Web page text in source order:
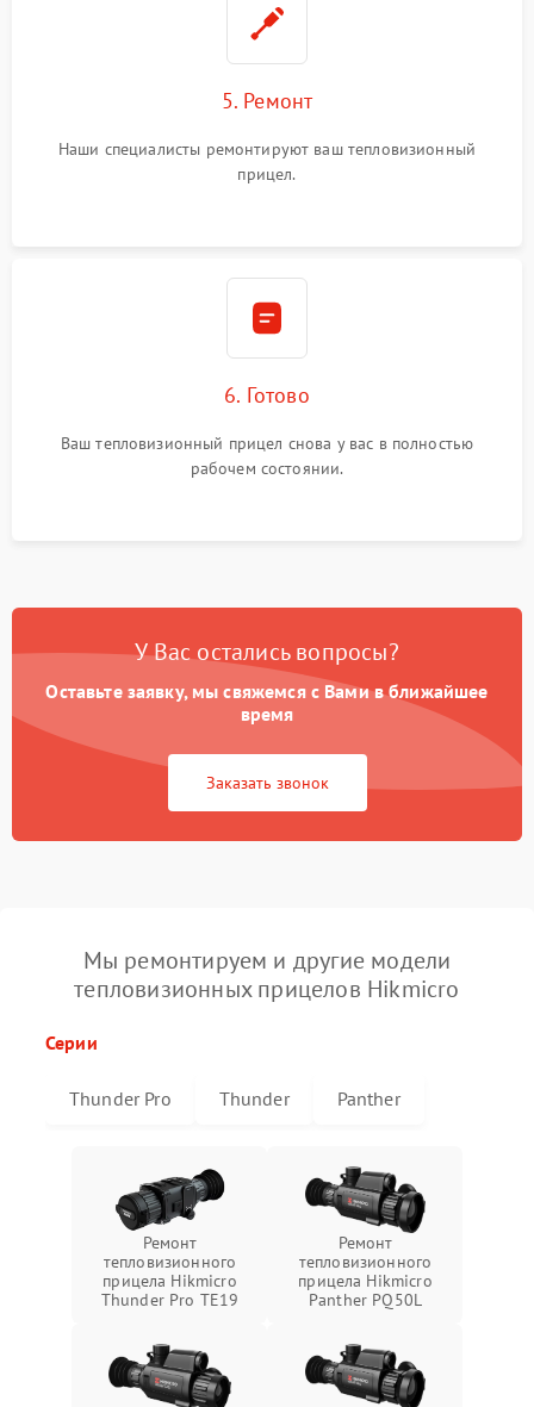
5. Ремонт
Наши специалисты ремонтируют ваш тепловизионный
прицел.
6. Готово
Ваш тепловизионный прицел снова у вас в полностью
рабочем состоянии.
У Вас остались вопросы?
Оставьте заявку, мы свяжемся с Вами в ближайшее
время
Заказать звонок
Мы ремонтируем и другие модели
тепловизионных прицелов Hikmicro
Серии
Thunder Pro Thunder Panther
Ремонт
тепловизионного
прицела Hikmicro
Thunder Pro TE19
Ремонт
тепловизионного
прицела Hikmicro
Panther PQ50L